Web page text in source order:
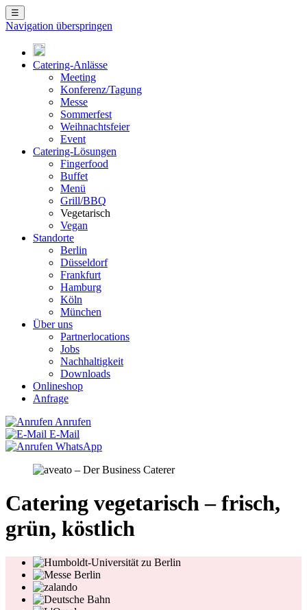
☰
Navigation überspringen
Catering-Anlässe
Meeting
Konferenz/Tagung
Messe
Sommerfest
Weihnachtsfeier
Event
Catering-Lösungen
Fingerfood
Buffet
Menü
Grill/BBQ
Vegetarisch
Vegan
Standorte
Berlin
Düsseldorf
Frankfurt
Hamburg
Köln
München
Über uns
Partnerlocations
Jobs
Nachhaltigkeit
Downloads
Onlineshop
Anfrage
Anrufen
E-Mail
WhatsApp
Catering vegetarisch – frisch,
grün, köstlich